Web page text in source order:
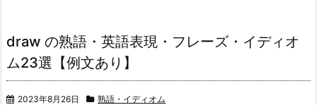
draw の熟語・英語表現・フレーズ・イディオ
ム23選【例文あり】
2023年8月26日 熟語・イディオム